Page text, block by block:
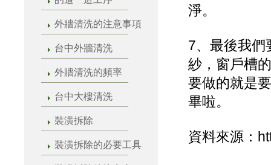
外牆清洗的注意事項
台中外牆清洗
外牆清洗的頻率
台中大樓清洗
裝潢拆除
裝潢拆除的必要工具
淨。
7、最後我們
紗，窗戶槽
要做的就是
畢啦。
資料來源：